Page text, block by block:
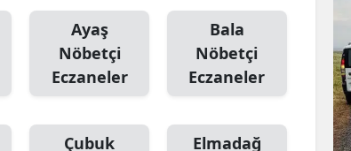
Ayaş
Nöbetçi
Eczaneler
Bala
Nöbetçi
Eczaneler
Çubuk
Elmadağ